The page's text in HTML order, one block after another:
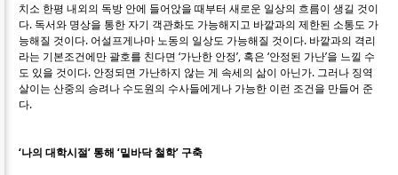
치소 한평 내외의 독방 안에 들어앉을 때부터 새로운 일상의 흐름이 생길 것이
다. 독서와 명상을 통한 자기 객관화도 가능해지고 바깥과의 제한된 소통도 가
능해질 것이다. 어설프게나마 노동의 일상도 가능해질 것이다. 바깥과의 격리
라는 기본조건에만 괄호를 친다면 ‘가난한 안정’, 혹은 ‘안정된 가난’을 느낄 수
도 있을 것이다. 안정되면 가난하지 않는 게 속세의 삶이 아닌가. 그러나 징역
살이는 산중의 승려나 수도원의 수사들에게나 가능한 이런 조건을 만들어 준
다.
‘나의 대학시절’ 통해 ‘밑바닥 철학’ 구축